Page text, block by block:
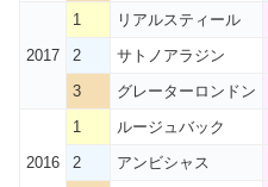
2017
1 リアルスティール
2
サトノアラジン
3
グレーターロンドン
2016
1 ルージュバック
2
アンビシャス